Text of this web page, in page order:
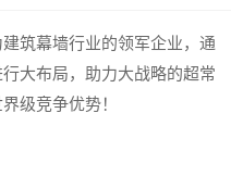
筑幕墙行业的领军企业，通
大布局，助力大战略的超常
级竞争优势！